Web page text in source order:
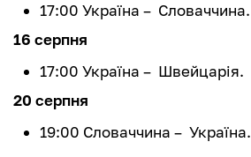
17:00 Україна – Словаччина.
16 серпня
17:00 Україна – Швейцарія.
20 серпня
19:00 Словаччина – Україна.